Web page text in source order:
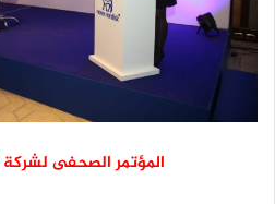
المؤتمر الصحفى